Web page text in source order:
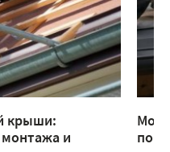
крыши:
монтажа и